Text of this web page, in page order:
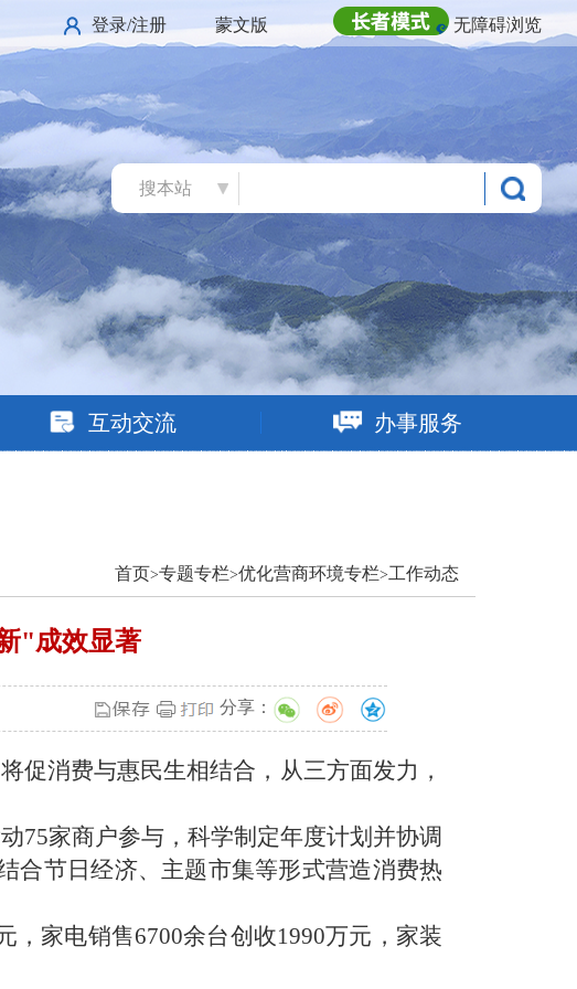
登录/注册 蒙文版 无障碍浏览
搜本站
互动交流 办事服务
首页>专题专栏>优化营商环境专栏>工作动态
"成效显著
分享：
促消费与惠民生相结合，从三方面发力，
75家商户参与，科学制定年度计划并协调
合节日经济、主题市集等形式营造消费热
，家电销售6700余台创收1990万元，家装